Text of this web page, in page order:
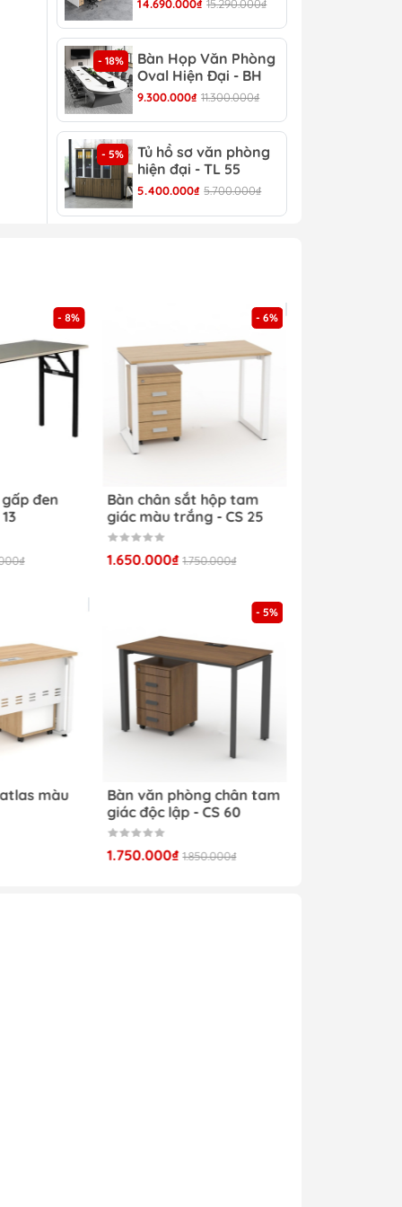
lại
14.690.000₫ 15.290.000₫
- 18%
Bàn Họp Văn Phòng
Oval Hiện Đại - BH
44
9.300.000₫ 11.300.000₫
- 5%
Tủ hồ sơ văn phòng
hiện đại - TL 55
5.400.000₫ 5.700.000₫
chân sắt gấp đen
đen - CS 13
Bàn chân sắt hộp tam
giác màu trắng - CS 25
1.650.000₫
làm việc atlas màu
- CS 39
Bàn văn phòng chân tam
giác độc lập - CS 60
1.750.000₫